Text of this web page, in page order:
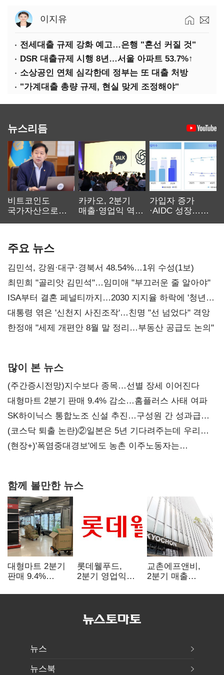
이지유
전세대출 규제 강화 예고…은행 "혼선 커질 것"
DSR 대출규제 시행 8년…서울 아파트 53.7%↑
소상공인 연체 심각한데 정부는 또 대출 처방
"가계대출 총량 규제, 현실 맞게 조정해야"
뉴스리듬
비트코인도
국가자산으로…'
카카오, 2분기
매출·영업익 역대
가입자 증가
·AIDC 성장…
주요 뉴스
김민석, 강원·대구·경북서 48.54%…1위 수성(1보)
최민희 "골리앗 김민석"…임미애 "부끄러운 줄 알아야"
ISA부터 결혼 페널티까지…2030 지지율 하락에 '청년
챙기기'
대통령 엮은 '신천지 사진조작'…친명 "선 넘었다" 격앙
한정애 "세제 개편안 8월 말 정리…부동산 공급도 논의"
많이 본 뉴스
(주간증시전망)지수보다 종목…선별 장세 이어진다
대형마트 2분기 판매 9.4% 감소…홈플러스 사태 여파
SK하이닉스 통합노조 신설 추진…구성원 간 성과급
불만 확산
(코스닥 퇴출 논란)②일본은 5년 기다려주는데 우리는
당장 퇴출?…시간만으론 부족한 코스닥 구하기
(현장+)'폭염중대경보'에도 농촌 이주노동자는
함께 볼만한 뉴스
대형마트 2분기
판매 9.4%
사태 여파
롯데웰푸드,
2분기 영업익
사업이 실적 견인
교촌에프앤비,
2분기 매출
전년보다 4.9%↑
뉴스
뉴스북